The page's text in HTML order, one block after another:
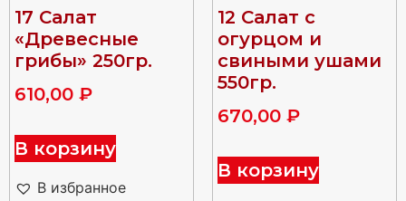
17 Салат
«Древесные
грибы» 250гр.
610,00 ₽
В корзину
В избранное
12 Салат с
огурцом и
свиными ушами
550гр.
670,00 ₽
В корзину